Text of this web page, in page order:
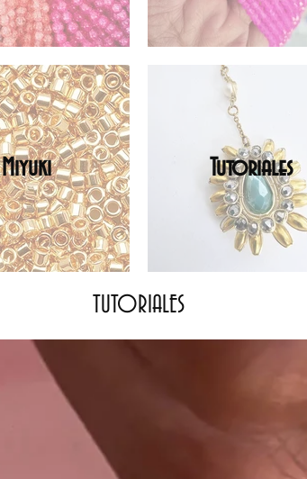
Miyuki Tutoriales
TUTORIALES